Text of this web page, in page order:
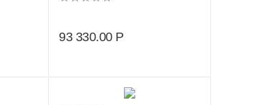
93 330.00 Р